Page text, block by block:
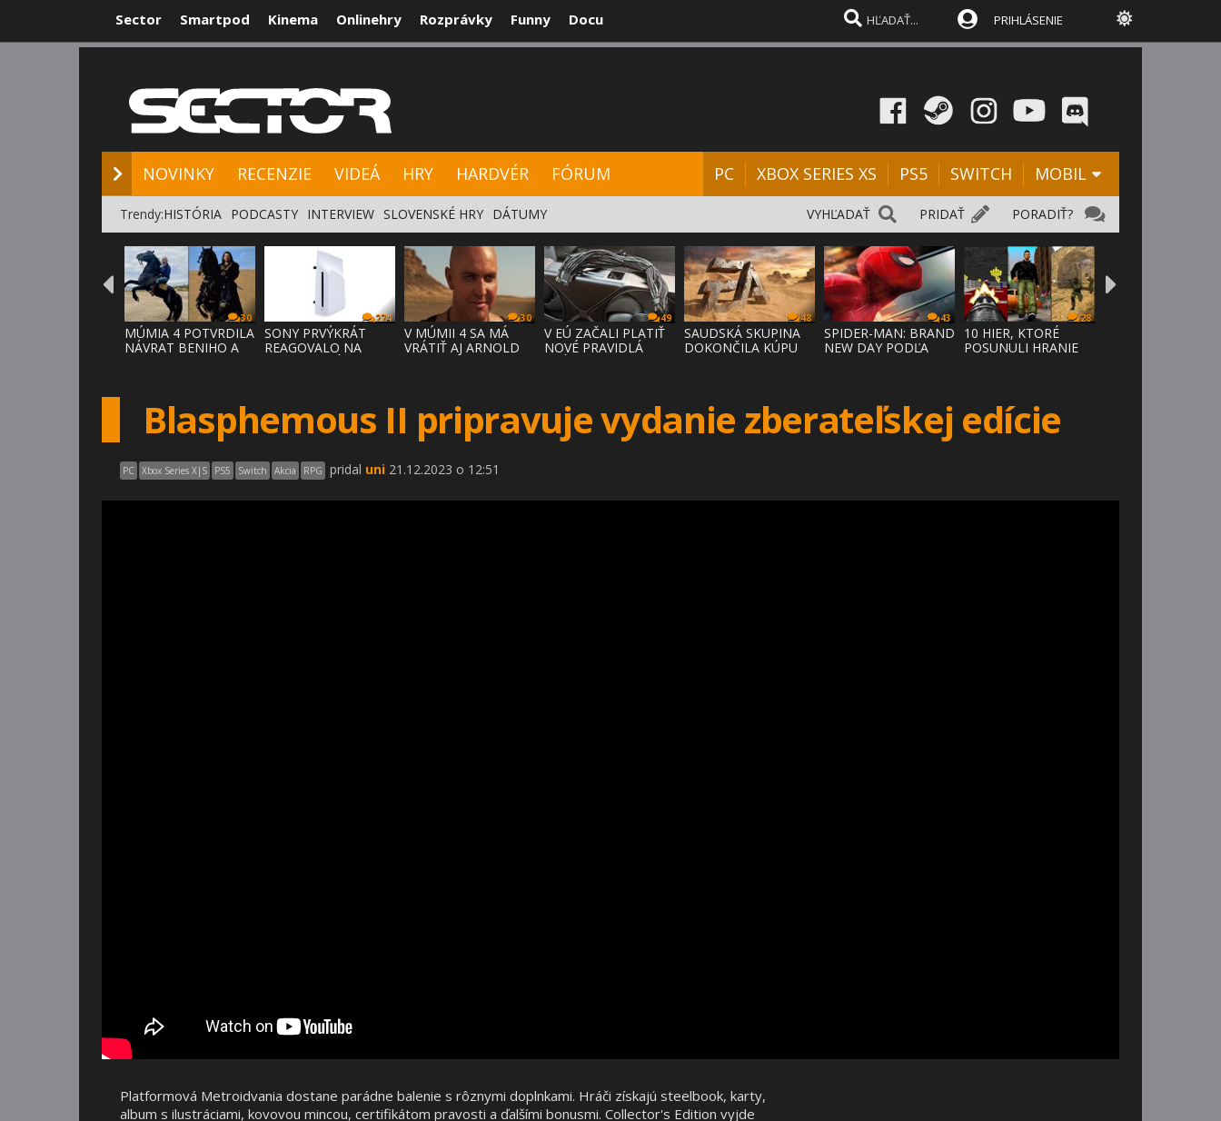
Sector Smartpod Kinema Onlinehry Rozprávky Funny Docu PRIHLÁSENIE
NOVINKY RECENZIE VIDEÁ HRY HARDVÉR FÓRUM PC XBOX SERIES XS PS5 SWITCH MOBIL
PORADIŤ?
PRIDAŤ
VYHĽADAŤ
Trendy:HISTÓRIA PODCASTY INTERVIEW SLOVENSKÉ HRY DÁTUMY
30
MÚMIA 4 POTVRDILA
NÁVRAT BENIHO A
274
SONY PRVÝKRÁT
REAGOVALO NA
30
V MÚMII 4 SA MÁ
VRÁTIŤ AJ ARNOLD
49
V EÚ ZAČALI PLATIŤ
NOVÉ PRAVIDLÁ
48
SAUDSKÁ SKUPINA
DOKONČILA KÚPU
43
SPIDER-MAN: BRAND
NEW DAY PODĽA
28
10 HIER, KTORÉ
POSUNULI HRANIE
Blasphemous II pripravuje vydanie zberateľskej edície
PC Xbox Series X|S PS5 Switch Akcia RPG pridal uni 21.12.2023 o 12:51
Platformová Metroidvania dostane parádne balenie s rôznymi doplnkami. Hráči získajú steelbook, karty,
album s ilustráciami, kovovou mincou, certifikátom pravosti a ďalšími bonusmi. Collector's Edition vyjde